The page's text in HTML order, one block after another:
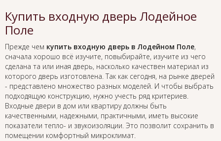
Купить входную дверь Лодейное
Поле
Прежде чем купить входную дверь в Лодейном Поле,
сначала хорошо всё изучите, повыбирайте, изучите из чего
сделана та или иная дверь, насколько качествен материал из
которого дверь изготовлена. Так как сегодня, на рынке дверей
- представлено множество разных моделей. И чтобы выбрать
подходящую конструкцию, нужно учесть ряд критериев.
Входные двери в дом или квартиру должны быть
качественными, надежными, практичными, иметь высокие
показатели тепло- и звукоизоляции. Это позволит сохранить в
помещении комфортный микроклимат.